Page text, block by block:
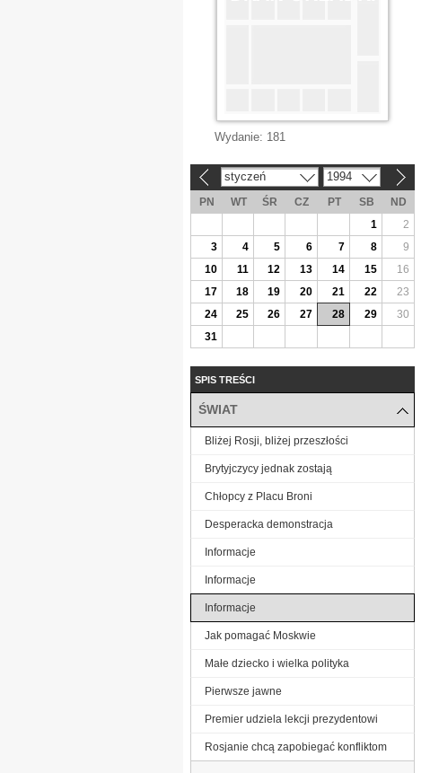
Wydanie: 181
styczeń 1994
PN WT ŚR CZ PT SB
ND
1
2
3
4 5 6 7 8
9
10
11 12 13 14 15
16
17
18 19 20 21 22
23
24
25 26 27 28 29
30
31
SPIS TREŚCI
ŚWIAT
Bliżej Rosji, bliżej przeszłości
Brytyjczycy jednak zostają
Chłopcy z Placu Broni
Desperacka demonstracja
Informacje
Informacje
Informacje
Jak pomagać Moskwie
Małe dziecko i wielka polityka
Pierwsze jawne
Premier udziela lekcji prezydentowi
Rosjanie chcą zapobiegać konfliktom